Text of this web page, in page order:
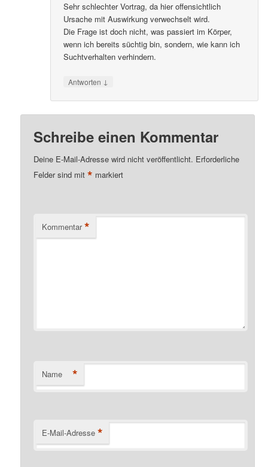
Sehr schlechter Vortrag, da hier offensichtlich
Ursache mit Auswirkung verwechselt wird.
Die Frage ist doch nicht, was passiert im Körper,
wenn ich bereits süchtig bin, sondern, wie kann ich
Suchtverhalten verhindern.
Antworten ↓
Schreibe einen Kommentar
Deine E-Mail-Adresse wird nicht veröffentlicht. Erforderliche
Felder sind mit* markiert
Kommentar *
Name *
E-Mail-Adresse *